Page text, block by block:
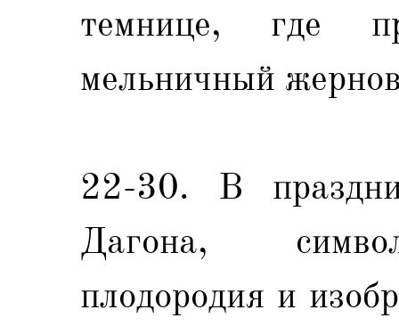
темнице, где
мельничный
22-30. В
Дагона,
плодородия и